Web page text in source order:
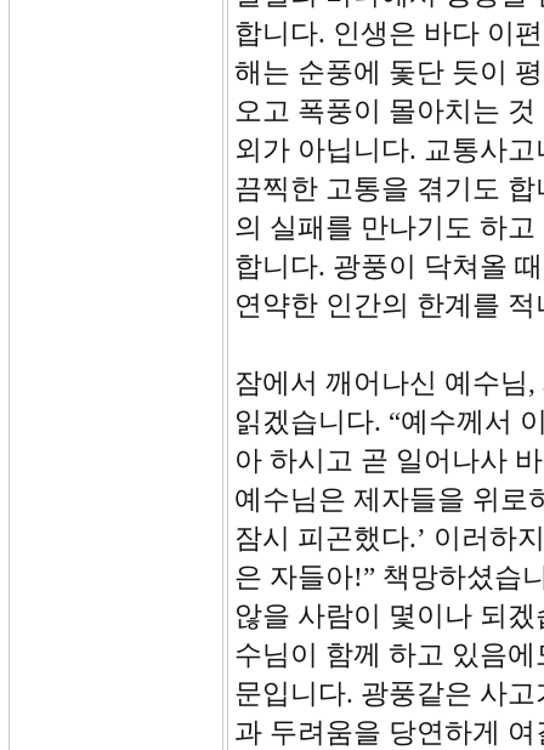
합니다. 인생은 바다 이
해는 순풍에 돛단 듯이
오고 폭풍이 몰아치는
외가 아닙니다. 교통사
끔찍한 고통을 겪기도
의 실패를 만나기도 하
합니다. 광풍이 닥쳐올
연약한 인간의 한계를
잠에서 깨어나신 예수님
읽겠습니다. “예수께서
아 하시고 곧 일어나사
예수님은 제자들을 위로
잠시 피곤했다.’ 이러하
은 자들아!” 책망하셨습
않을 사람이 몇이나 되
수님이 함께 하고 있음
문입니다. 광풍같은 사
과 두려움을 당연하게